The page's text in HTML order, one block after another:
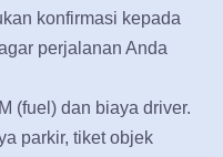
konfirmasi kepada
perjalanan Anda
(fuel) dan biaya driver.
parkir, tiket objek